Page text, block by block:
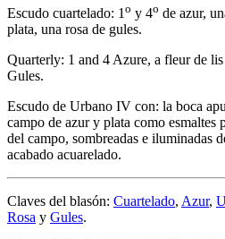
Escudo cuartelado: 1 o y 4o de azur,
plata, una rosa de gules.
Quarterly: 1 and 4 Azure, a fleur de
Gules.
Escudo de Urbano IV con: la boca
campo de azur y plata como esmaltes
del campo, sombreadas e iluminadas
acabado acuarelado.
Claves del blasón: Cuartelado, Azur,
Rosa y Gules.